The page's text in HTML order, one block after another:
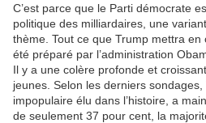
C’est parce que le Parti démocrate
politique des milliardaires, une
thème. Tout ce que Trump mettra
été préparé par l’administration
Il y a une colère profonde et
jeunes. Selon les derniers
impopulaire élu dans l’histoire, a
de seulement 37 pour cent, la